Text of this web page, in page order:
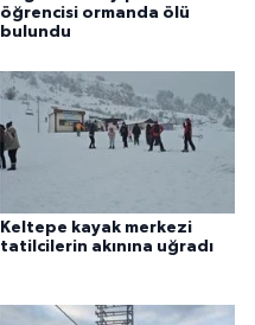
öğrencisi ormanda ölü
bulundu
Keltepe kayak merkezi
tatilcilerin akınına uğradı